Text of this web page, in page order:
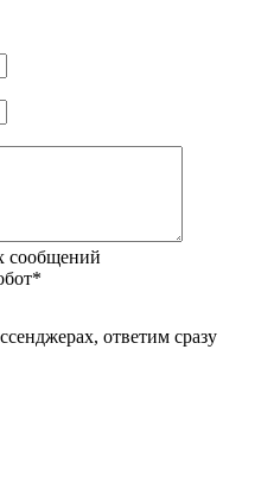
сообщений
*
ответим сразу